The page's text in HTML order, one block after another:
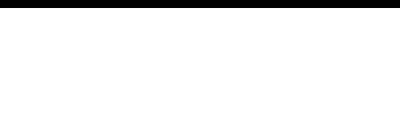
storfinansen påstår så är detta VÅR mark och VÅR natur.